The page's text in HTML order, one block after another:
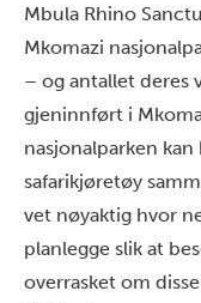
Mbula Rhino
Mkomazi
– og antallet deres
gjeninnført i
nasjonalparken
safarikjøretøy
vet nøyaktig hvor
planlegge slik at
overrasket om